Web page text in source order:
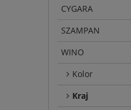
CYGARA
SZAMPAN
WINO
Kolor
Kraj